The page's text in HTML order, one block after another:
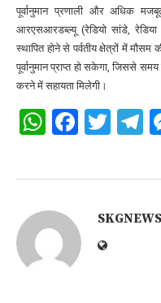
पूर्वानुमान प्रणाली और अधिक
आरएसआरडब्ल्यू (रेडियो सांडे,
स्थापित होने से पर्वतीय क्षेत्रों में
पूर्वानुमान प्राप्त हो सकेगा, जिससे
करने में सहायता मिलेगी।
SKGNEWS